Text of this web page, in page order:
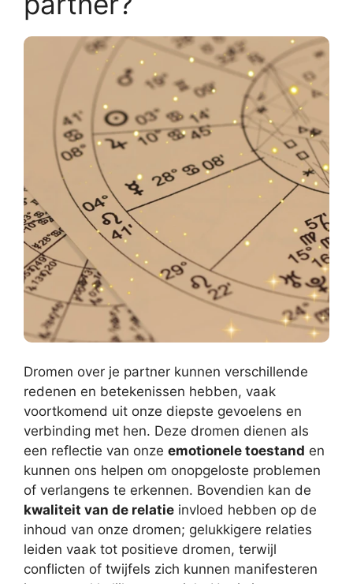
Dromen over je partner kunnen verschillende
redenen en betekenissen hebben, vaak
voortkomend uit onze diepste gevoelens en
verbinding met hen. Deze dromen dienen als
een reflectie van onze emotionele toestand en
kunnen ons helpen om onopgeloste problemen
of verlangens te erkennen. Bovendien kan de
kwaliteit van de relatie invloed hebben op de
inhoud van onze dromen; gelukkigere relaties
leiden vaak tot positieve dromen, terwijl
conflicten of twijfels zich kunnen manifesteren